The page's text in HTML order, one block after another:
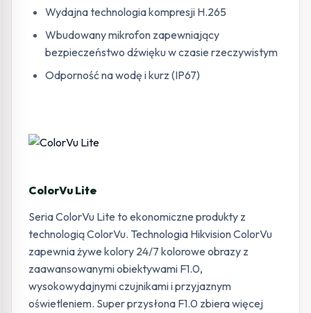
Wydajna technologia kompresji H.265
Wbudowany mikrofon zapewniający
bezpieczeństwo dźwięku w czasie rzeczywistym
Odporność na wodę i kurz (IP67)
ColorVu Lite
Seria ColorVu Lite to ekonomiczne produkty z
technologią ColorVu. Technologia Hikvision ColorVu
zapewnia żywe kolory 24/7 kolorowe obrazy z
zaawansowanymi obiektywami F1.0,
wysokowydajnymi czujnikami i przyjaznym
oświetleniem. Super przysłona F1.0 zbiera więcej